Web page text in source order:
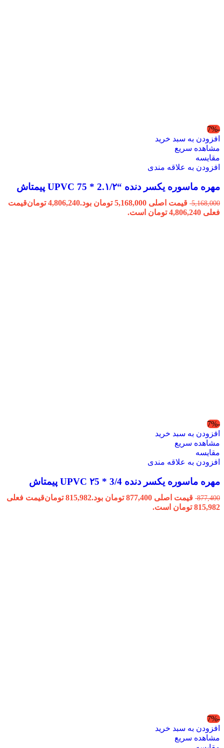
-7%
افزودن به سبد خرید
مشاهده سریع
مقایسه
افزودن به علاقه مندی
مهره ماسوره یکسر دنده “2.۱/۲ * 75 UPVC پیمتاش
5,168,000 قیمت اصلی 5,168,000 تومان بود. 4,806,240 تومانقیمت
فعلی 4,806,240 تومان است.
-7%
افزودن به سبد خرید
مشاهده سریع
مقایسه
افزودن به علاقه مندی
مهره ماسوره یکسر دنده 3/4 * ۲5 UPVC پیمتاش
877,400 قیمت اصلی 877,400 تومان بود. 815,982 تومانقیمت فعلی
815,982 تومان است.
-7%
افزودن به سبد خرید
مشاهده سریع